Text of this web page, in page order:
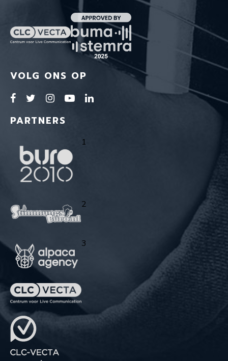
VOLG ONS OP
PARTNERS
1
2
3